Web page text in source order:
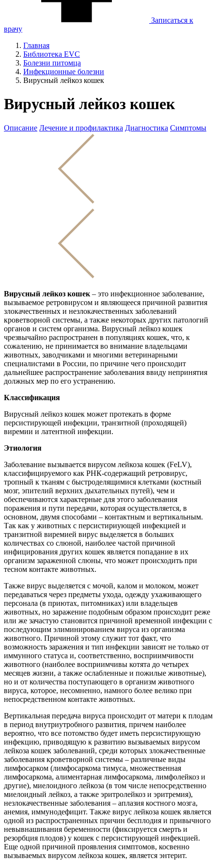
Записаться к
врачу
Главная
Библиотека EVC
Болезни питомца
Инфекционные болезни
Вирусный лейкоз кошек
Вирусный лейкоз кошек
Описание Лечение и профилактика Диагностика Симптомы
Вирусный лейкоз кошек – это инфекционное заболевание,
вызываемое ретровирусом и являющееся причиной развития
злокачественных и незлокачественных заболеваний
кроветворной системы, а также некоторых других патологий
органов и систем организма. Вирусный лейкоз кошек
чрезвычайно распространен в популяциях кошек, что, к
сожалению, не принимается во внимание владельцами
животных, заводчиками и многими ветеринарными
специалистами в России, по причине чего происходит
дальнейшее распространение заболевания ввиду непринятия
должных мер по его устранению.
Классификация
Вирусный лейкоз кошек может протекать в форме
персистирующей инфекции, транзитной (проходящей)
виремии и латентной инфекции.
Этиология
Заболевание вызывается вирусом лейкоза кошек (FeLV),
классифицируемого как РНК-содержащий ретровирус,
тропный к тканям с быстроделящимися клетками (костный
мозг, эпителий верхних дыхательных путей), чем и
обеспечиваются характерные для этого заболевания
поражения и пути передачи, которая осуществляется, в
основном, двумя способами – контактным и вертикальным.
Так как у животных с персистириующей инфекцией и
транзитной виремией вирус выделяется в больших
количествах со слюной, наиболее частой причиной
инфицирования других кошек является попадание в их
организм зараженной слюны, что может происходить при
тесном контакте животных.
Также вирус выделяется с мочой, калом и молоком, может
передаваться через предметы ухода, одежду ухаживающего
персонала (в приютах, питомниках) или владельцев
животных, но заражение подобным образом происходит реже
или же зачастую становится причиной временной инфекции с
последующим элиминированием вируса из организма
животного. Причиной этому служит тот факт, что
возможность заражения и тип инфекции зависят не только от
иммунного статуса и, соответственно, восприимчивости
животного (наиболее восприимчивы котята до четырех
месяцев жизни, а также ослабленные и пожилые животные),
но и от количества поступающего в организм животного
вируса, которое, несомненно, намного более велико при
непосредственном контакте животных.
Вертикальная передача вируса происходит от матери к плодам
в период внутриутробного развития, причем наиболее
вероятно, что все потомство будет иметь персистирующую
инфекцию, приводящую к развитию вызываемых вирусом
лейкоза кошек заболеваний, среди которых злокачественные
заболевания кроветворной системы – различные виды
лимфосарком (лимфосаркома тимуса, множественная
лимфосаркома, алиментарная лимфосаркома, лимфолейкоз и
другие), миелоидного лейкоза (в том числе непосредственно
миелоидный лейкоз, а также эритролейкоз и эритремия),
незлокачественные заболевания – аплазия костного мозга,
анемия, иммунодефицит. Также вирус лейкоза кошек является
одной из распространенных причин бесплодия и привычного
невывнашивания беременности (фиксируется смерть и
резорбция плодов) у кошек с персистирующей инфекцией.
Еще одной причиной проявления симптомов, косвенно
вызываемых вирусом лейкоза кошек, является энтерит.